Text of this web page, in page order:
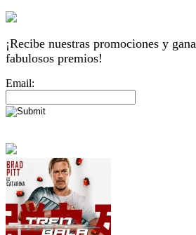
¡Recibe nuestras promociones y gana
fabulosos premios!
Email: